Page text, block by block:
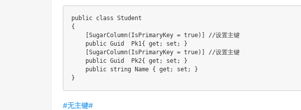
public class Student
{
    [SugarColumn(IsPrimaryKey = true)] //设置主键
    public Guid  Pk1{ get; set; }
    [SugarColumn(IsPrimaryKey = true)] //设置主键
    public Guid  Pk2{ get; set; }
    public string Name { get; set; }
}
#无主键#